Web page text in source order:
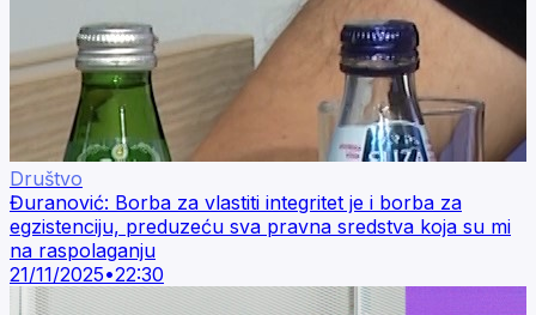
Društvo
Đuranović: Borba za vlastiti integritet je i borba za
egzistenciju, preduzeću sva pravna sredstva koja su mi
na raspolaganju
21/11/2025•22:30